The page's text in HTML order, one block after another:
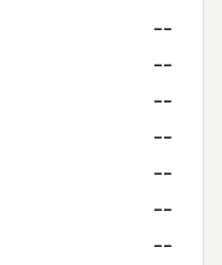
--
--
--
--
--
--
--